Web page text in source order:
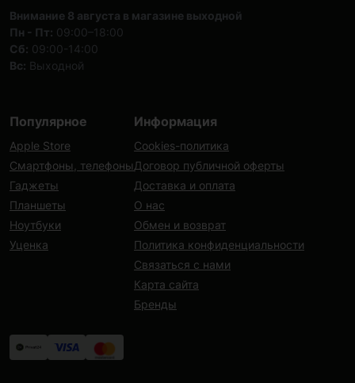
Внимание 8 августа в магазине выходной
Пн - Пт: 09:00–18:00
Сб: 09:00-14:00
Вс: Выходной
Популярное
Apple Store
Смартфоны, телефоны
Гаджеты
Планшеты
Ноутбуки
Уценка
Информация
Cookies-политика
Договор публичной оферты
Доставка и оплата
О нас
Обмен и возврат
Политика конфиденциальности
Связаться с нами
Карта сайта
Бренды